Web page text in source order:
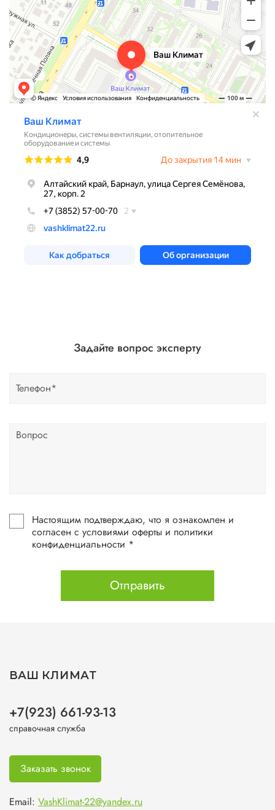
Задайте вопрос эксперту
Настоящим подтверждаю, что я ознакомлен и
согласен с условиями оферты и политики
конфиденциальности *
Отправить
ВАШ КЛИМАТ
+7(923) 661-93-13
справочная служба
Заказать звонок
Email: VashKlimat-22@yandex.ru